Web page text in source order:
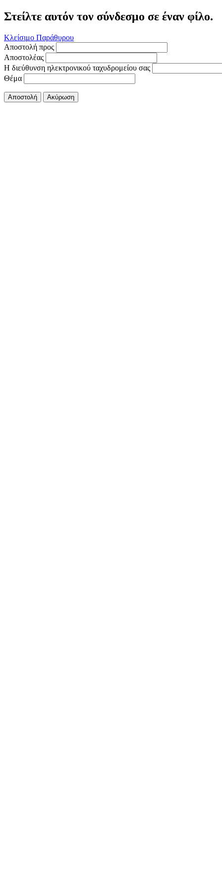
Στείλτε αυτόν τον σύνδεσμο σε έναν φίλο.
Κλείσιμο Παράθυρου
Αποστολή προς
Αποστολέας
Η διεύθυνση ηλεκτρονικού ταχυδρομείου σας
Θέμα
Αποστολή Ακύρωση